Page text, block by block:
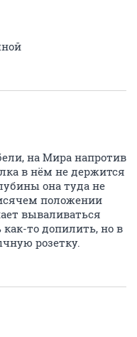
на Мира напротив
в нём не держится
она туда не
положении
вываливаться
то допилить, но в
розетку.